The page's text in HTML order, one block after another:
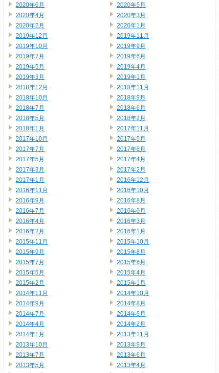
2020年6月
2020年5月
2020年4月
2020年3月
2020年2月
2020年1月
2019年12月
2019年11月
2019年10月
2019年9月
2019年7月
2019年6月
2019年5月
2019年4月
2019年3月
2019年1月
2018年12月
2018年11月
2018年10月
2018年9月
2018年7月
2018年6月
2018年5月
2018年2月
2018年1月
2017年11月
2017年10月
2017年9月
2017年7月
2017年6月
2017年5月
2017年4月
2017年3月
2017年2月
2017年1月
2016年12月
2016年11月
2016年10月
2016年9月
2016年8月
2016年7月
2016年6月
2016年4月
2016年3月
2016年2月
2016年1月
2015年11月
2015年10月
2015年9月
2015年8月
2015年7月
2015年6月
2015年5月
2015年4月
2015年2月
2015年1月
2014年11月
2014年10月
2014年9月
2014年8月
2014年7月
2014年6月
2014年4月
2014年2月
2014年1月
2013年11月
2013年10月
2013年9月
2013年7月
2013年6月
2013年5月
2013年4月